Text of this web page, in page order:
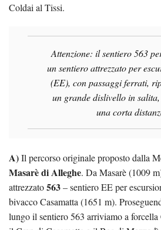
Coldai al Tissi.
Attenzione: il sentiero 563
un sentiero attrezzato per
(EE), con passaggi ferrati,
un grande dislivello in
una corta
A)Il percorso originale proposto dalla
Masarè di Alleghe. Da Masarè (1009
attrezzato563– sentiero EE per
bivacco Casamatta (1651 m).
lungo il sentiero 563 arriviamo a forcella